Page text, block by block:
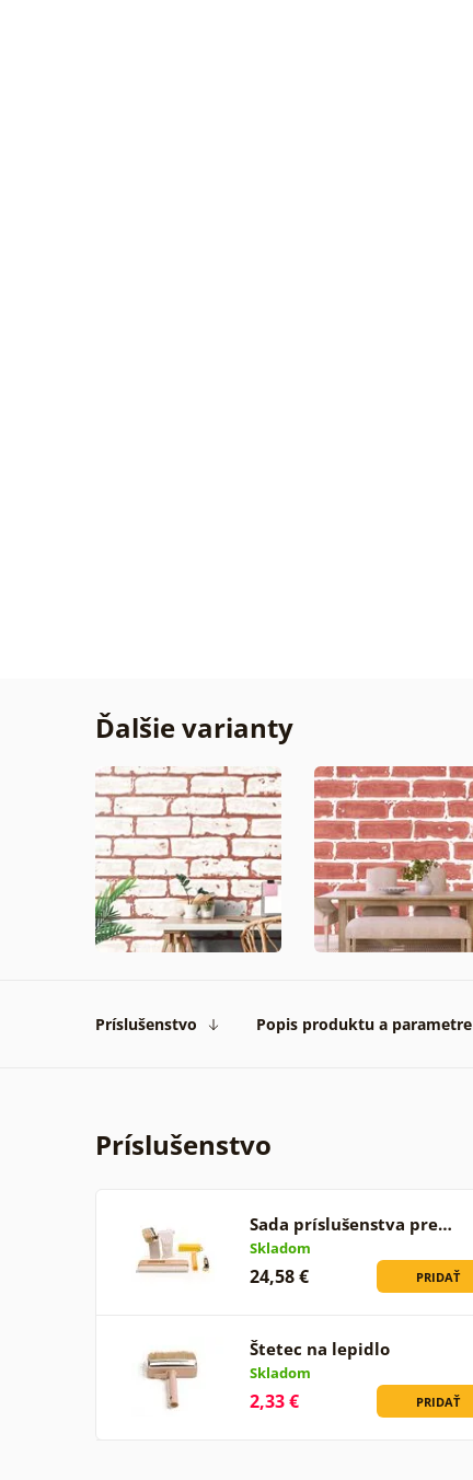
Ďalšie varianty
Príslušenstvo Popis produktu a parametre
Príslušenstvo
Sada príslušenstva pre…
Skladom
24,58 € PRIDAŤ
Štetec na lepidlo
Skladom
2,33 € PRIDAŤ